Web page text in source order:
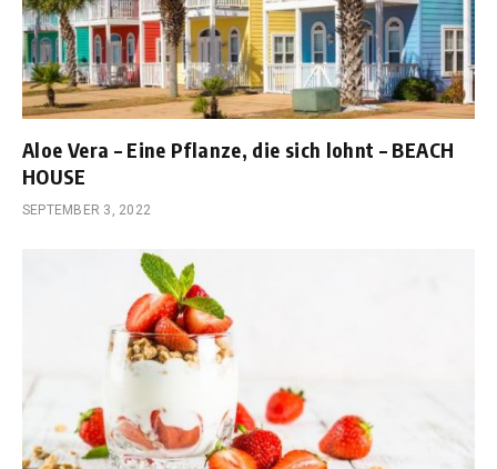
Aloe Vera – Eine Pflanze, die sich lohnt – BEACH
HOUSE
SEPTEMBER 3, 2022